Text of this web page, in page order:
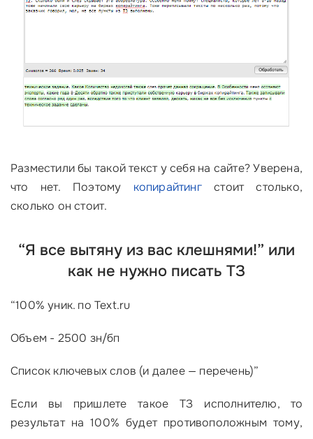
Разместили бы такой текст у себя на сайте? Уверена,
что нет. Поэтому копирайтингстоит столько,
сколько он стоит.
“Я все вытяну из вас клешнями!” или
как не нужно писать ТЗ
“100% уник. по Теxt.ru
Объем - 2500 зн/бп
Список ключевых слов (и далее — перечень)”
Если вы пришлете такое ТЗ исполнителю, то
результат на 100% будет противоположным тому,